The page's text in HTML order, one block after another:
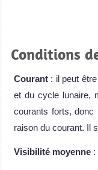
Conditions
Courant : il peut
et du cycle lunaire,
courants forts, donc
raison du courant. Il
Visibilité moyenne :